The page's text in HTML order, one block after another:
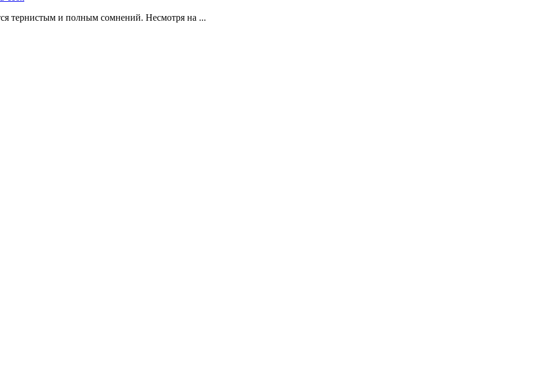
тернистым и полным сомнений. Несмотря на ...